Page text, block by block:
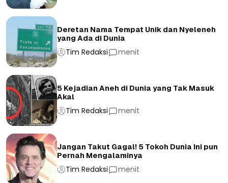
Deretan Nama Tempat Unik dan Nyeleneh
yang Ada di Dunia
Tim Redaksi menit
5 Kejadian Aneh di Dunia yang Tak Masuk
Akal
Tim Redaksi menit
Jangan Takut Gagal! 5 Tokoh Dunia Ini pun
Pernah Mengalaminya
Tim Redaksi menit